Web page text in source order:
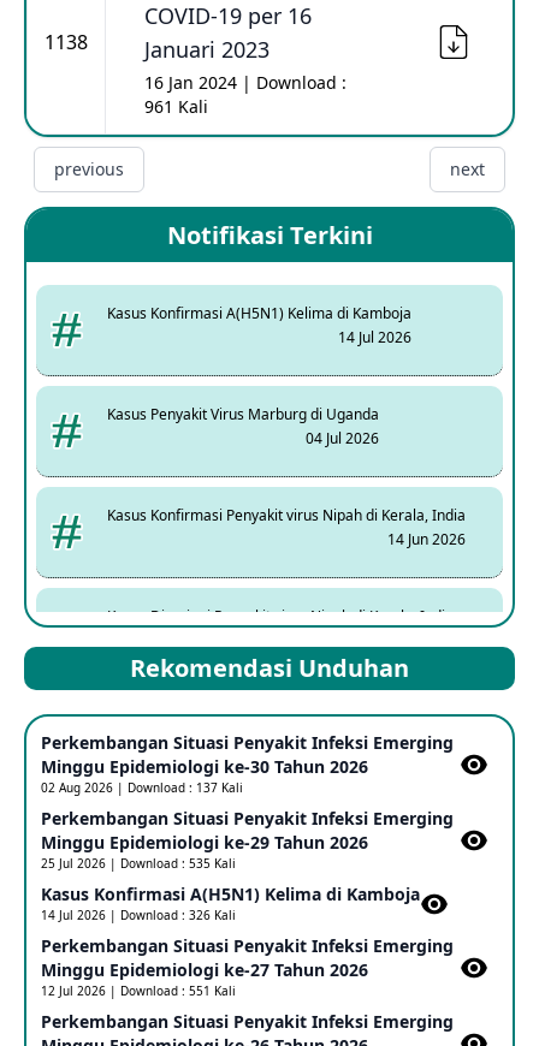
1138
COVID-19 per 16
Januari 2023
16 Jan 2024 | Download :
961 Kali
previous next
Notifikasi Terkini
Kasus Konfirmasi A(H5N1) Kelima di Kamboja
14 Jul 2026
Kasus Penyakit Virus Marburg di Uganda
04 Jul 2026
Kasus Konfirmasi Penyakit virus Nipah di Kerala, India
14 Jun 2026
Kasus Dicurigai Penyakit virus Nipah di Kerala, India
Mpox Clade 1b di Taiwan
25 May 2026
Update Informasi PHEIC Penyakit Ebola
23 May 2026
Penetapan Outbreak Penyakit Ebola di RD Kongo dan
Uganda Sebagai PHEIC
17 May 2026
Outbreak Penyakti Ebola di RD Kongo
Rekomendasi Unduhan
Perkembangan Situasi Penyakit Infeksi Emerging
Minggu Epidemiologi ke-30 Tahun 2026
02 Aug 2026 | Download : 137 Kali
Perkembangan Situasi Penyakit Infeksi Emerging
Minggu Epidemiologi ke-29 Tahun 2026
25 Jul 2026 | Download : 535 Kali
Kasus Konfirmasi A(H5N1) Kelima di Kamboja​
14 Jul 2026 | Download : 326 Kali
Perkembangan Situasi Penyakit Infeksi Emerging
Minggu Epidemiologi ke-27 Tahun 2026
12 Jul 2026 | Download : 551 Kali
Perkembangan Situasi Penyakit Infeksi Emerging